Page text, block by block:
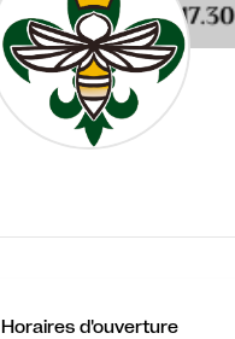
Horaires d'ouverture